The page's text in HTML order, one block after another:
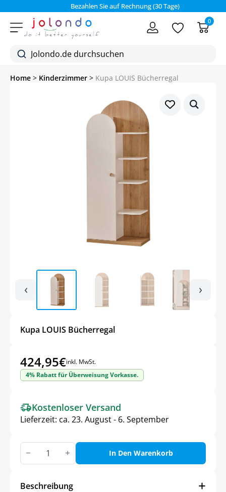
Bezahlen Sie auf Rechnung (30 Tage)
0
Home > Kinderzimmer > Kupa LOUIS Bücherregal
‹ ›
Kupa LOUIS Bücherregal
424,95€inkl. MwSt.
4% Rabatt für Überweisung Vorkasse.
Kostenloser Versand
Lieferzeit: ca. 23. August - 6. September
Kupa
LOUIS
Bücherregal
In Den Warenkorb
Beschreibung